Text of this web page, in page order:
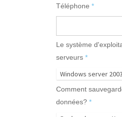
Téléphone *
Le système
serveurs *
Comment
données? *